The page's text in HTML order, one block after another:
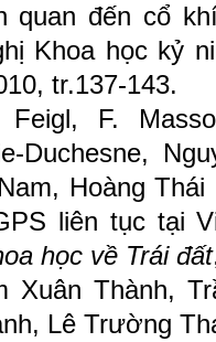
đến cổ
Khoa học kỷ
tr.137-143.
F.
Duchesne,
Hoàng Thái
liên tục tại
học về Trái đất
Xuân Thành,
Lê Trường